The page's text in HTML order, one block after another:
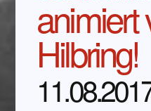
animiert
Hilbring!